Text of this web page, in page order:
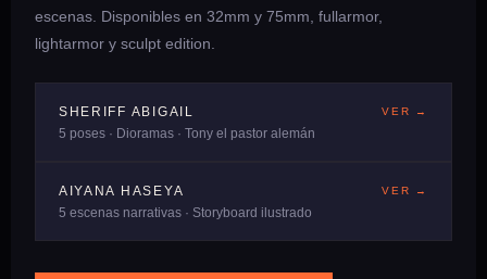
escenas. Disponibles en 32mm y 75mm, fullarmor,
lightarmor y sculpt edition.
SHERIFF ABIGAIL
5 poses · Dioramas · Tony el pastor alemán
VER →
AIYANA HASEYA
5 escenas narrativas · Storyboard ilustrado
VER →